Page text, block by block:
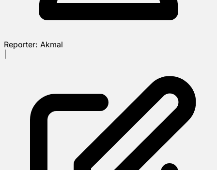
Reporter: Akmal